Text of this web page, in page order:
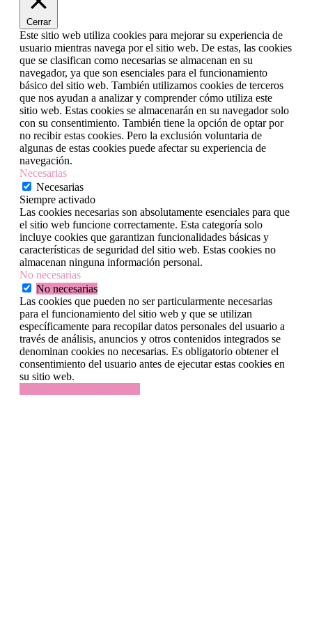
Cerrar
Este sitio web utiliza cookies para mejorar su experiencia de
usuario mientras navega por el sitio web. De estas, las cookies
que se clasifican como necesarias se almacenan en su
navegador, ya que son esenciales para el funcionamiento
básico del sitio web. También utilizamos cookies de terceros
que nos ayudan a analizar y comprender cómo utiliza este
sitio web. Estas cookies se almacenarán en su navegador solo
con su consentimiento. También tiene la opción de optar por
no recibir estas cookies. Pero la exclusión voluntaria de
algunas de estas cookies puede afectar su experiencia de
navegación.
Necesarias
Necesarias
Siempre activado
Las cookies necesarias son absolutamente esenciales para que
el sitio web funcione correctamente. Esta categoría solo
incluye cookies que garantizan funcionalidades básicas y
características de seguridad del sitio web. Estas cookies no
almacenan ninguna información personal.
No necesarias
No necesarias
Las cookies que pueden no ser particularmente necesarias
para el funcionamiento del sitio web y que se utilizan
específicamente para recopilar datos personales del usuario a
través de análisis, anuncios y otros contenidos integrados se
denominan cookies no necesarias. Es obligatorio obtener el
consentimiento del usuario antes de ejecutar estas cookies en
su sitio web.